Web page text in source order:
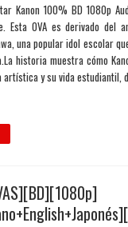
Kanon 100% BD 1080p
Esta OVA es derivado del
una popular idol escolar
historia muestra cómo
y su vida estudiantil,